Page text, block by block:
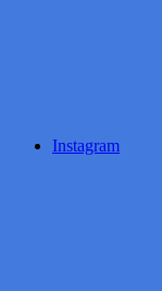
Instagram